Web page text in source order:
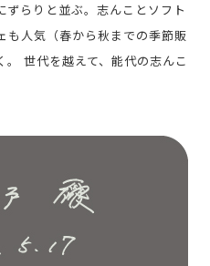
らりと並ぶ。志んことソフト
も人気（春から秋までの季節販
世代を越えて、能代の志んこ